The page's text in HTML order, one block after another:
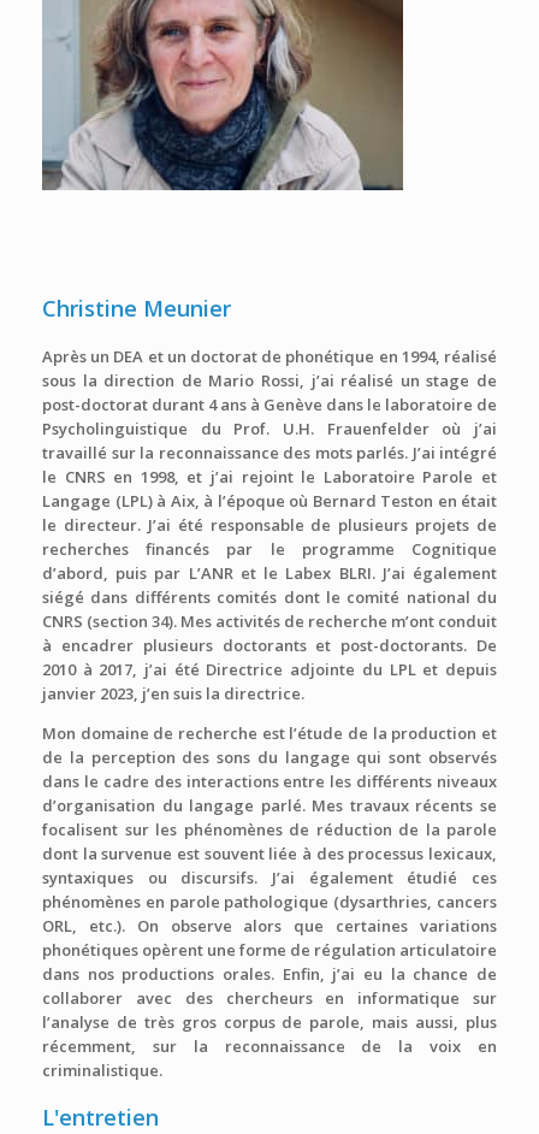
Christine Meunier
Après un DEA et un doctorat de phonétique en 1994, réalisé
sous la direction de Mario Rossi, j’ai réalisé un stage de
post-doctorat durant 4 ans à Genève dans le laboratoire de
Psycholinguistique du Prof. U.H. Frauenfelder où j’ai
travaillé sur la reconnaissance des mots parlés. J’ai intégré
le CNRS en 1998, et j’ai rejoint le Laboratoire Parole et
Langage (LPL) à Aix, à l’époque où Bernard Teston en était
le directeur. J’ai été responsable de plusieurs projets de
recherches financés par le programme Cognitique
d’abord, puis par L’ANR et le Labex BLRI. J’ai également
siégé dans différents comités dont le comité national du
CNRS (section 34). Mes activités de recherche m’ont conduit
à encadrer plusieurs doctorants et post-doctorants. De
2010 à 2017, j’ai été Directrice adjointe du LPL et depuis
janvier 2023, j’en suis la directrice.
Mon domaine de recherche est l’étude de la production et
de la perception des sons du langage qui sont observés
dans le cadre des interactions entre les différents niveaux
d’organisation du langage parlé. Mes travaux récents se
focalisent sur les phénomènes de réduction de la parole
dont la survenue est souvent liée à des processus lexicaux,
syntaxiques ou discursifs. J’ai également étudié ces
phénomènes en parole pathologique (dysarthries, cancers
ORL, etc.). On observe alors que certaines variations
phonétiques opèrent une forme de régulation articulatoire
dans nos productions orales. Enfin, j’ai eu la chance de
collaborer avec des chercheurs en informatique sur
l’analyse de très gros corpus de parole, mais aussi, plus
récemment, sur la reconnaissance de la voix en
criminalistique.
L'entretien